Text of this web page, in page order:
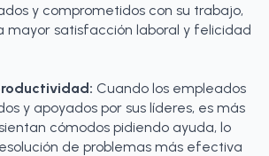
y comprometidos con su trabajo,
mayor satisfacción laboral y felicidad
Cuando los empleados
y apoyados por sus líderes, es más
cómodos pidiendo ayuda, lo
de problemas más efectiva